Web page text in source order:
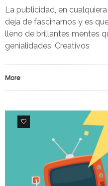
La publicidad, en
deja de fascinarnos y es
lleno de brillantes mentes
genialidades. Creativos
More
0